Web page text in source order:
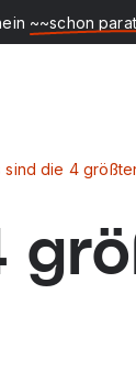
~~schon
sind die 4